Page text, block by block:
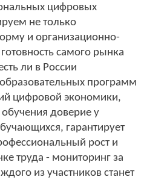
цифровых
не только
и организационно-
самого рынка
ли в России
программ
цифровой экономики,
доверие у
гарантирует
рост и
труда - мониторинг за
из участников станет